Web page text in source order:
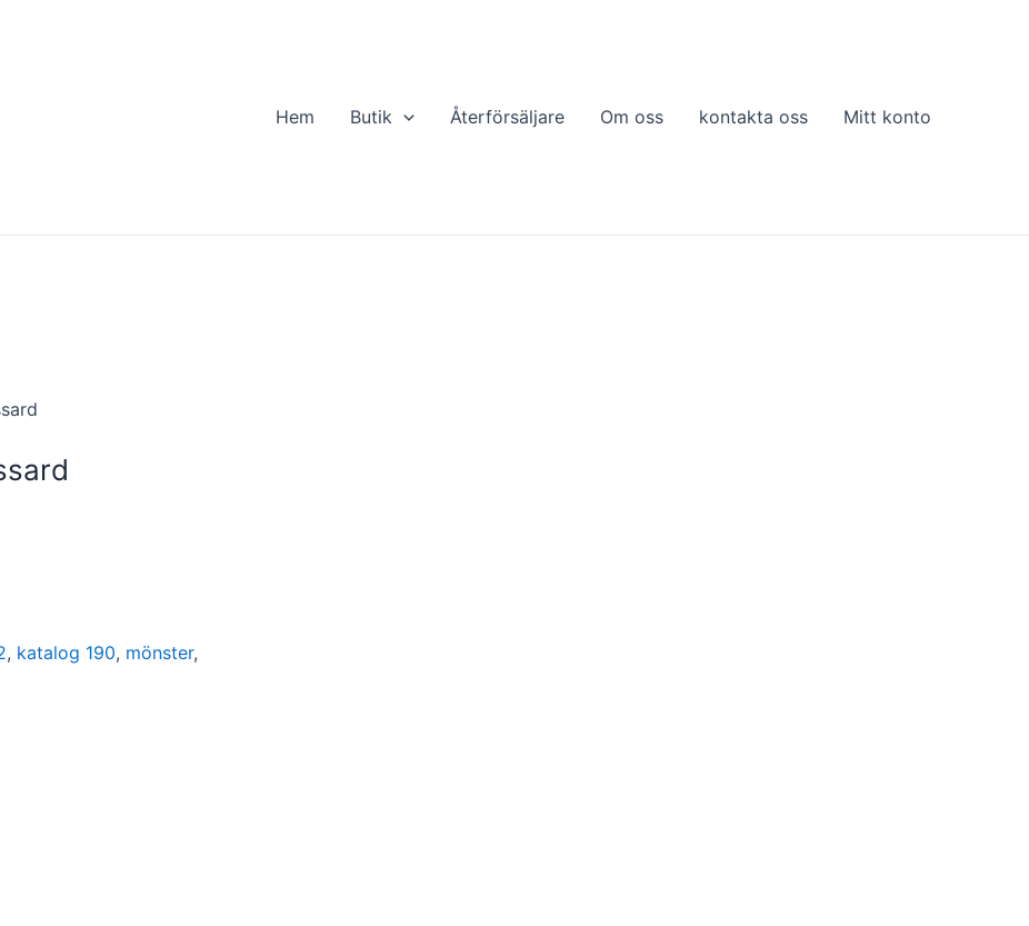
Hem Butik Återförsäljare Om oss kontakta oss Mitt konto
, katalog 190, mönster,